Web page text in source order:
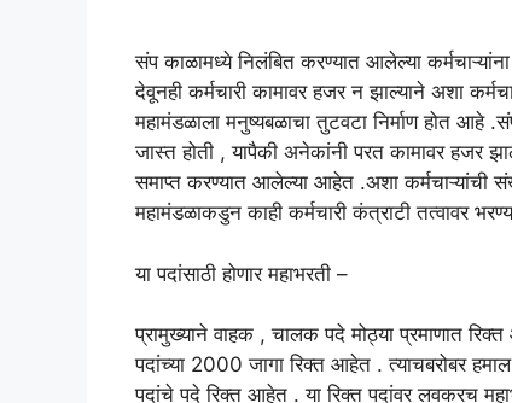
संप काळामध्ये निलंबित करण्यात आलेल्या कर्मचाऱ्यांना
देवूनही कर्मचारी कामावर हजर न झाल्याने अशा
महामंडळाला मनुष्यबळाचा तुटवटा निर्माण होत आहे
जास्त होती , यापैकी अनेकांनी परत कामावर हजर
समाप्त करण्यात आलेल्या आहेत .अशा कर्मचाऱ्यांची
महामंडळाकडुन काही कर्मचारी कंत्राटी तत्वावर
या पदांसाठी होणार महाभरती –
प्रामुख्याने वाहक , चालक पदे मोठ्या प्रमाणात
पदांच्या 2000 जागा रिक्त आहेत . त्याचबरोबर हमाल
पदांचे पदे रिक्त आहेत . या रिक्त पदांवर लवकरच